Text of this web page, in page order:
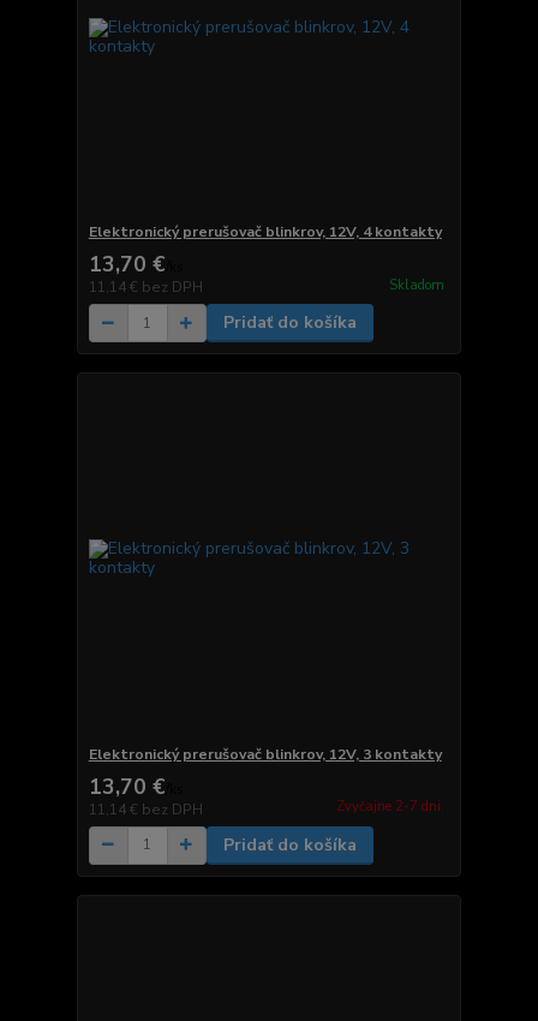
Elektronický prerušovač blinkrov, 12V, 4 kontakty
13,70 €
11,14 € bez DPH Skladom
Pridať do košíka
Elektronický prerušovač blinkrov, 12V, 3 kontakty
13,70 €
11,14 € bez DPH Zvyčajne 2-7 dni.
Pridať do košíka